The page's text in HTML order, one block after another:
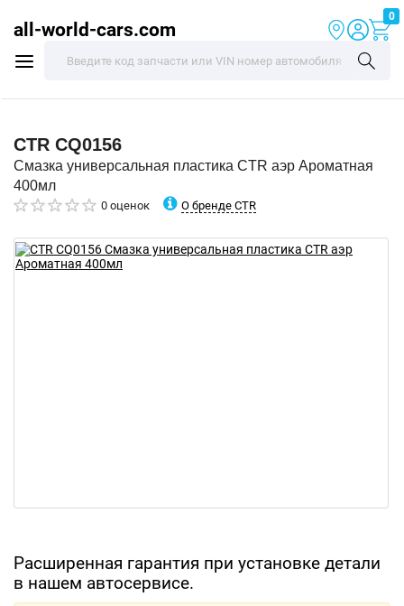
all-world-cars.com
0
CTR CQ0156
Смазка универсальная пластика CTR аэр Ароматная
400мл
0 оценок О бренде CTR
Расширенная гарантия при установке детали
в нашем автосервисе.